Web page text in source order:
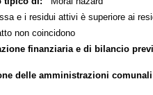
e i residui attivi è superiore ai
non coincidono
finanziaria e di bilancio
delle amministrazioni